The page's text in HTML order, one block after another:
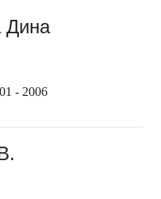
Дина
- 2006